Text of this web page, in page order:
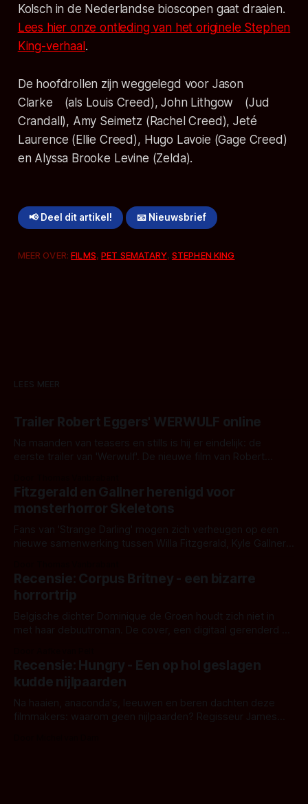
Kolsch in de Nederlandse bioscopen gaat draaien.
Lees hier onze ontleding van het originele Stephen
King-verhaal .
De hoofdrollen zijn weggelegd voor Jason
Clarke (als Louis Creed), John Lithgow (Jud
Crandall), Amy Seimetz (Rachel Creed), Jeté
Laurence (Ellie Creed), Hugo Lavoie (Gage Creed)
en Alyssa Brooke Levine (Zelda).
📢 Deel dit artikel! 📧 Nieuwsbrief
MEER OVER:FILMS,PET SEMATARY, STEPHEN KING
LEES MEER
Trailer Robert Eggers' WERWULF online
Na maanden van teasers en stills is hij er eindelijk: de
eerste trailer van 'Werwulf'. De nieuwe film van Robert
kille stijl vol folklore en mythe. Het topic deze keer is (kon
het het al raden?)... de weerwolf. Kijk je mee?
Fitzgerald en Gallner herenigd voor
monsterhorror Skeletons
Fans van 'Strange Darling' mogen zich verheugen op een
nieuwe samenwerking tussen Willa Fitzgerald, Kyle Gallner
'Skeletons', een nieuwe creature feature waarvoor de
opnames zijn gestart in Australië.
Recensie: Corpus Britney - een bizarre
horrortrip
Belgische dichter Dominique de Groen houdt zich niet in
met haar debuutroman. De cover, een digitaal gerenderd en
achtergrond, belooft iets kleurrijks maar onheilspellends,
iets ongrijpbaars. En dat maakt De Groen met ieder woord
waar.
Recensie: Hungry - Een op hol geslagen
kudde nijlpaarden
Na haaien, anaconda's, leeuwen en beren dachten deze
filmmakers: waarom geen nijlpaarden? Regisseur James